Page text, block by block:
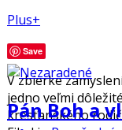
Plus+
Save
V zbierke
jedno veľmi
kresťanského
Pán Boh a